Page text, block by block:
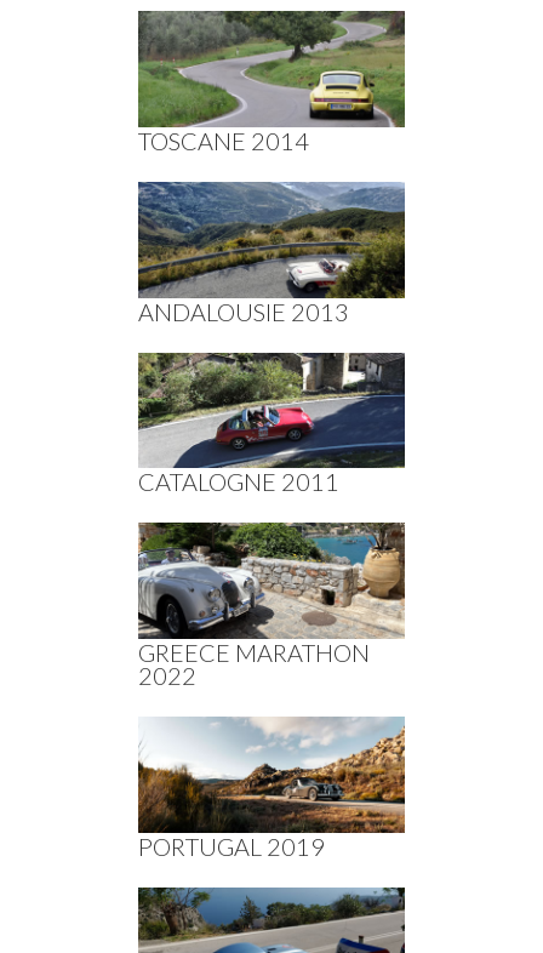
TOSCANE 2014
ANDALOUSIE 2013
CATALOGNE 2011
GREECE MARATHON
2022
PORTUGAL 2019